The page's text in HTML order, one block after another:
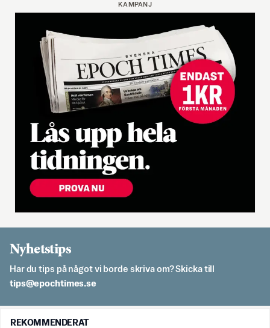
KAMPANJ
Nyhetstips
Har du tips på något vi borde skriva om? Skicka till
es.semithcope@spit
REKOMMENDERAT